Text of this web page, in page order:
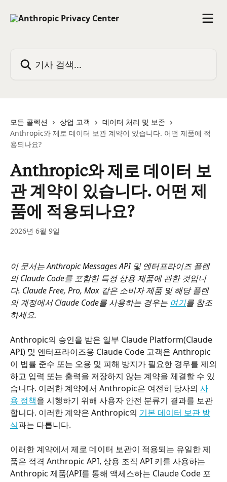
모든 콜렉션 상업 고객
데이터 처리 및 보존
Anthropic와 제로 데이터 보관 계약이 있습니다. 어떤 제품에 적
용되나요?
Anthropic와 제로 데이터 보
관 계약이 있습니다. 어떤 제
품에 적용되나요?
2026년 6월 9일
이 문서는 Anthropic Messages API 및 엔터프라이즈 플랜
의 Claude Code를 포함한 특정 상용 제품에 관한 것입니
다. Claude Free, Pro, Max 같은 소비자 제품 및 해당 플랜
의 계정에서 Claude Code를 사용하는 경우는 여기를 참조
하세요.
Anthropic의 승인을 받은 일부 Claude Platform(Claude
API) 및 엔터프라이즈용 Claude Code 고객은 Anthropic
이 법률 준수 또는 오용 및 피해 방지가 필요한 경우를 제외
하고 입력 또는 출력을 저장하지 않는 계약을 체결할 수 있
습니다. 이러한 계약에서 Anthropic은 여전히 당사의 사
용 정책을 시행하기 위해 사용자 안전 분류기 결과를 보관
합니다. 이러한 계약은 Anthropic의 기본 데이터 보관 방
식과는 다릅니다.
이러한 계약에서 제로 데이터 보관이 적용되는 유일한 제
품은 적격 Anthropic API, 상용 조직 API 키를 사용하는
Anthropic 제품(API를 통해 액세스하는 Claude Code 포